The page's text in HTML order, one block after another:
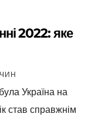
2022: яке
Україна на
став справжнім